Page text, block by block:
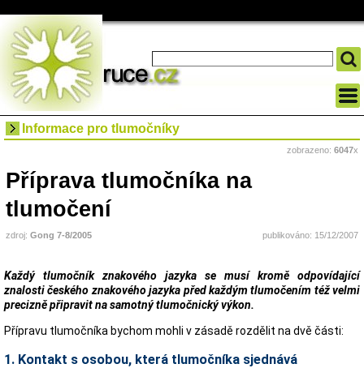
Informace pro tlumočníky
zobrazeno: 6047x
Příprava tlumočníka na
tlumočení
zdroj: Gong 7-8/2005 publikováno: 15/12/2007
Každý tlumočník znakového jazyka se musí kromě odpovídající
znalosti českého znakového jazyka před každým tlumočením též velmi
precizně připravit na samotný tlumočnický výkon.
Přípravu tlumočníka bychom mohli v zásadě rozdělit na dvě části:
1. Kontakt s osobou, která tlumočníka sjednává